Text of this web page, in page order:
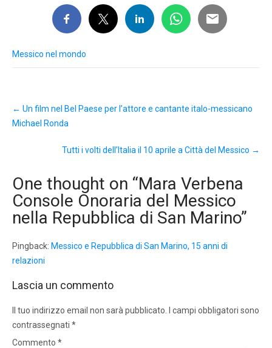
Messico nel mondo
navigation
← Un film nel Bel Paese per l’attore e cantante italo-messicano
Michael Ronda
Tutti i volti dell’Italia il 10 aprile a Città del Messico →
One thought on “Mara Verbena
Console Onoraria del Messico
nella Repubblica di San Marino”
Pingback: Messico e Repubblica di San Marino, 15 anni di
relazioni
Lascia un commento
Il tuo indirizzo email non sarà pubblicato.
I campi obbligatori sono
contrassegnati *
Commento *